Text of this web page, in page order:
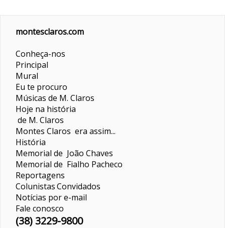
montesclaros.com
Conheça-nos
Principal
Mural
Eu te procuro
Músicas de M. Claros
Hoje na história
de M. Claros
Montes Claros era assim...
História
Memorial de João Chaves
Memorial de Fialho Pacheco
Reportagens
ColunistasConvidados
Notícias por e-mail
Fale conosco
(38) 3229-9800